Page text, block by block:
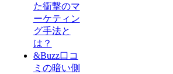
た衝撃のマ
ーケティン
グ手法と
は？
&Buzz口コ
ミの暗い側